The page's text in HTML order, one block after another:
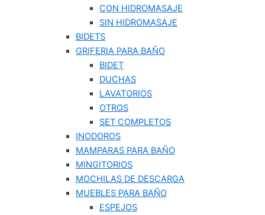
CON HIDROMASAJE
SIN HIDROMASAJE
BIDETS
GRIFERIA PARA BAÑO
BIDET
DUCHAS
LAVATORIOS
OTROS
SET COMPLETOS
INODOROS
MAMPARAS PARA BAÑO
MINGITORIOS
MOCHILAS DE DESCARGA
MUEBLES PARA BAÑO
ESPEJOS